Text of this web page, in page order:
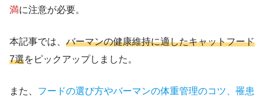
満に注意が必要。
本記事では、 バーマンの健康維持に適したキャットフード
7選をピックアップしました。
また、 フードの選び方やバーマンの体重管理のコツ、罹患